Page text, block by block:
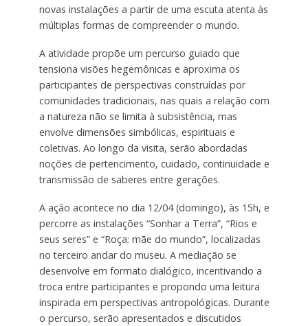
novas instalações a partir de uma escuta atenta às
múltiplas formas de compreender o mundo.
A atividade propõe um percurso guiado que
tensiona visões hegemônicas e aproxima os
participantes de perspectivas construídas por
comunidades tradicionais, nas quais a relação com
a natureza não se limita à subsistência, mas
envolve dimensões simbólicas, espirituais e
coletivas. Ao longo da visita, serão abordadas
noções de pertencimento, cuidado, continuidade e
transmissão de saberes entre gerações.
A ação acontece no dia 12/04 (domingo), às 15h, e
percorre as instalações “Sonhar a Terra”, “Rios e
seus seres” e “Roça: mãe do mundo”, localizadas
no terceiro andar do museu. A mediação se
desenvolve em formato dialógico, incentivando a
troca entre participantes e propondo uma leitura
inspirada em perspectivas antropológicas. Durante
o percurso, serão apresentados e discutidos